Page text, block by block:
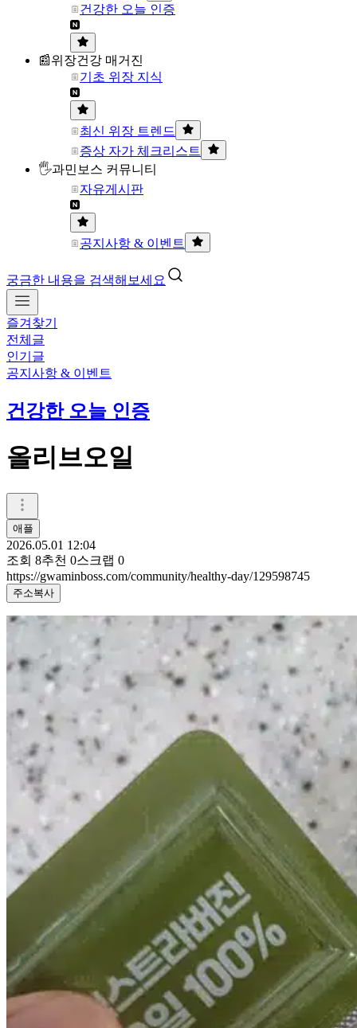
건강한 오늘 인증
📰위장건강 매거진
기초 위장 지식
최신 위장 트렌드
증상 자가 체크리스트
🖐과민보스 커뮤니티
자유게시판
공지사항 & 이벤트
궁금한 내용을 검색해보세요
즐겨찾기
전체글
인기글
공지사항 & 이벤트
건강한 오늘 인증
올리브오일
애플
2026.05.01 12:04
조회 8추천 0스크랩 0
https://gwaminboss.com/community/healthy-day/129598745
주소복사